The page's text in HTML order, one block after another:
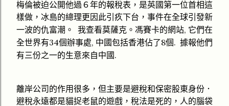
梅倫被迫公開他過６年的報稅表，是英國第一位首相這
樣做，冰島的總理更因此引疚下台， 事件在全球引發新
一波的仇富潮。
我查看莫薩克。馮賽卡的網站, 它們在
全世界有34個辦事處, 中國包括香港佔了8個. 據報他們
有三份之一的生意來自中國 .
離岸公司的作用很多， 但主要是避稅和保密股東身份 ．
避稅永遠都是貓捉老鼠的遊戲 ，稅法是死的 ， 人的腦袋